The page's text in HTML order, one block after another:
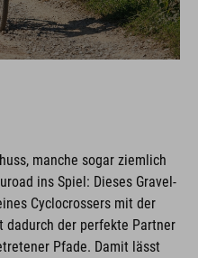
manche sogar ziemlich
ins Spiel: Dieses Gravel-
Cyclocrossers mit der
dadurch der perfekte Partner
Pfade. Damit lässt